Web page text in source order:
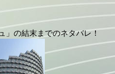
の結末までのネタバレ！